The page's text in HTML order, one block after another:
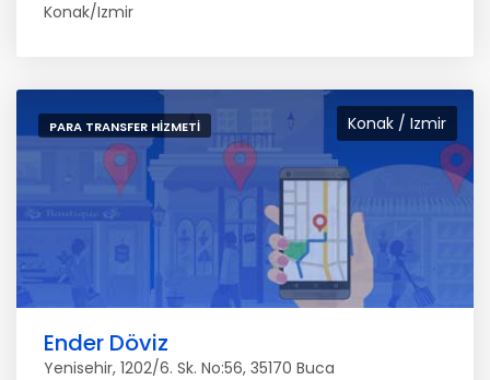
Konak/Izmir
Konak / Izmir
PARA TRANSFER HIZMETI
Ender Döviz
Yenisehir, 1202/6. Sk. No:56, 35170 Buca